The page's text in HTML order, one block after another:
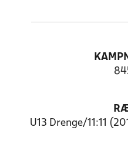
U13 Drenge/11:11